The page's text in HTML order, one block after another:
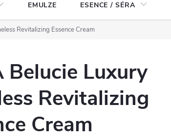
EMULZE ESENCE / SÉRA
Revitalizing Essence Cream
Belucie Luxury
Revitalizing
Cream